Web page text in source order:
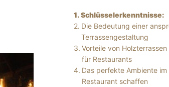
Schlüsselerkenntnisse:
Die Bedeutung einer
Terrassengestaltung
Vorteile von
für Restaurants
Das perfekte Ambiente
Restaurant schaffen